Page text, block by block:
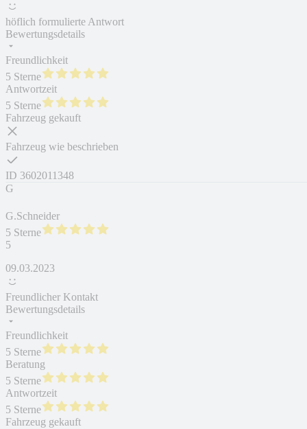
höflich formulierte Antwort
Bewertungsdetails
Freundlichkeit
5 Sterne
Antwortzeit
5 Sterne
Fahrzeug gekauft
Fahrzeug wie beschrieben
ID 3602011348
G
G.Schneider
5 Sterne
5
09.03.2023
Freundlicher Kontakt
Bewertungsdetails
Freundlichkeit
5 Sterne
Beratung
5 Sterne
Antwortzeit
5 Sterne
Fahrzeug gekauft